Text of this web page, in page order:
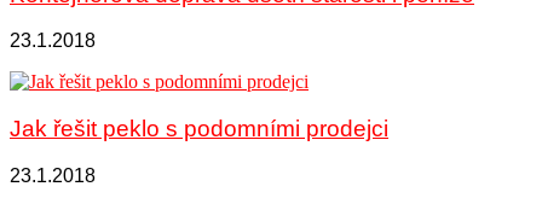
23.1.2018
Jak řešit peklo s podomními prodejci
23.1.2018